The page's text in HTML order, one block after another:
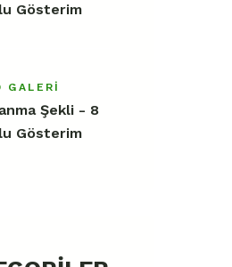
Gösterim
GALERI
Şekli - 8
Gösterim